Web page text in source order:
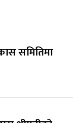
समितिमा